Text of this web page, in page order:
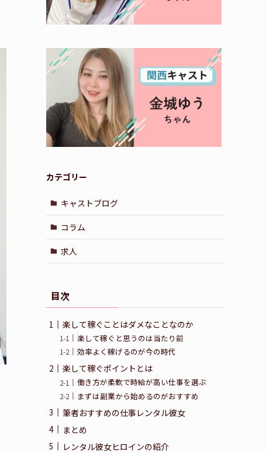
カテゴリー
キャストブログ
コラム
求人
目次
楽して稼ぐことはダメなことなのか
楽して稼ぐと思うのは当たり前
効率よく稼げるのが今の時代
楽して稼ぐポイントとは
働き方が柔軟で時給が高い仕事を選ぶ
まずは副業から始めるのがおすすめ
筆者おすすめの仕事レンタル彼女
まとめ
レンタル彼女ヒロインの紹介